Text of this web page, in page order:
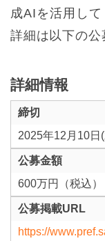
成AIを活用して
詳細は以下の公
詳細情報
締切
2025年12月10日
公募金額
600万円（税込）
公募掲載URL
https://